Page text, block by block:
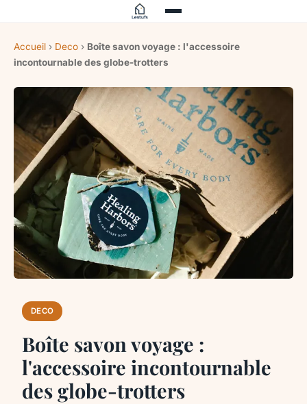
Accueil › Deco › Boîte savon voyage : l'accessoire
incontournable des globe-trotters
DECO
Boîte savon voyage :
l'accessoire incontournable
des globe-trotters